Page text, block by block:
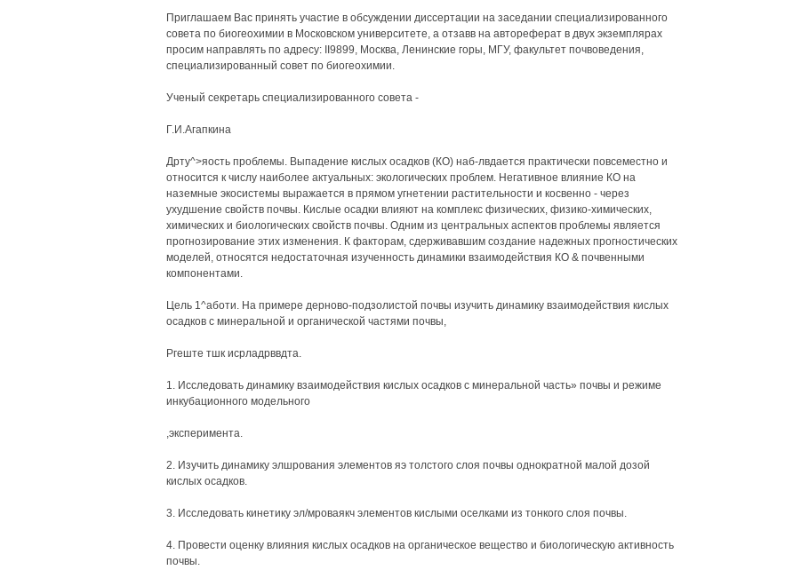
Приглашаем Вас принять участие в обсуждении диссертации на заседании специализированного
совета по биогеохимии в Московском университете, а отзавв на автореферат в двух экземплярах
просим направлять по адресу: II9899, Москва, Ленинские горы, МГУ, факультет почвоведения,
специализированный совет по биогеохимии.
Ученый секретарь специализированного совета -
Г.И.Агапкина
Дрту^>яость проблемы. Выпадение кислых осадков (КО) наб-лвдается практически повсеместно и
относится к числу наиболее актуальных: экологических проблем. Негативное влияние КО на
наземные экосистемы выражается в прямом угнетении растительности и косвенно - через
ухудшение свойств почвы. Кислые осадки влияют на комплекс физических, физико-химических,
химических и биологических свойств почвы. Одним из центральных аспектов проблемы является
прогнозирование этих изменения. К факторам, сдерживавшим создание надежных прогностических
моделей, относятся недостаточная изученность динамики взаимодействия КО & почвенными
компонентами.
Цель 1^аботи. На примере дерново-подзолистой почвы изучить динамику взаимодействия кислых
осадков с минеральной и органической частями почвы,
Ргеште тшк исрладрввдта.
1. Исследовать динамику взаимодействия кислых осадков с минеральной часть» почвы и режиме
инкубационного модельного
,эксперимента.
2. Изучить динамику элшрования элементов яэ толстого слоя почвы однократной малой дозой
кислых осадков.
3. Исследовать кинетику эл/мроваякч элементов кислыми оселками из тонкого слоя почвы.
4. Провести оценку влияния кислых осадков на органическое вещество и биологическую активность
почвы.